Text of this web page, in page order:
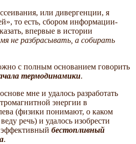
или дивергенции, я
то есть, сбором информации-
впервые в истории
не разбрасывать, а собирать
с полным основанием говорить
термодинамики.
мне и удалось разработать
энергии в
(физики понимают, о каком
речь) и удалось изобрести
эффективный бестопливный
.